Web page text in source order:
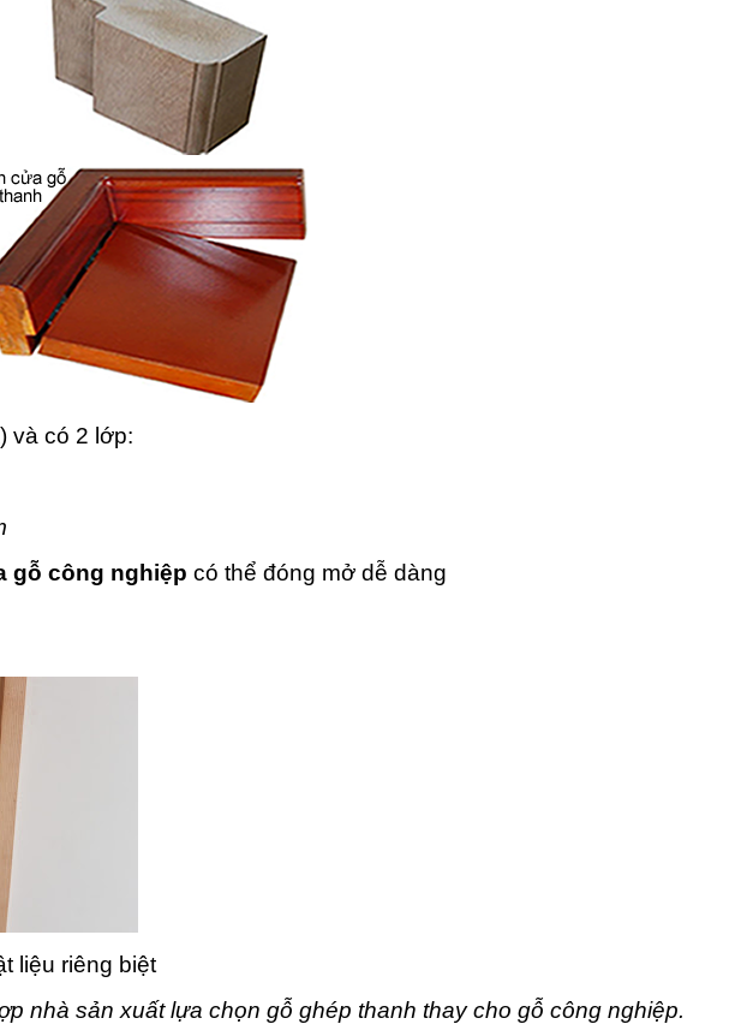
và có 2 lớp:
gỗ công nghiệp có thể đóng mở dễ dàng
liệu riêng biệt
nhà sản xuất lựa chọn gỗ ghép thanh thay cho gỗ công nghiệp.